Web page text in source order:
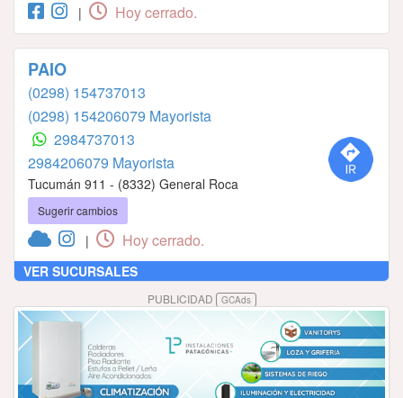
| Hoy cerrado.
PAIO
(0298) 154737013
(0298) 154206079 Mayorista
2984737013
2984206079 Mayorista
Tucumán 911 - (8332) General Roca
Sugerir cambios
| Hoy cerrado.
VER SUCURSALES
PUBLICIDAD GCAds